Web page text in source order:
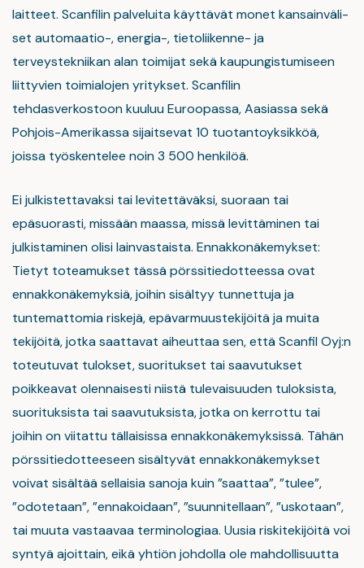
laitteet. Scanfilin palveluita käyttävät monet kansainväli-
set automaatio-, energia-, tietoliikenne- ja
terveystekniikan alan toimijat sekä kaupungistumiseen
liittyvien toimialojen yritykset. Scanfilin
tehdasverkostoon kuuluu Euroopassa, Aasiassa sekä
Pohjois-Amerikassa sijaitsevat 10 tuotantoyksikköä,
joissa työskentelee noin 3 500 henkilöä.
Ei julkistettavaksi tai levitettäväksi, suoraan tai
epäsuorasti, missään maassa, missä levittäminen tai
julkistaminen olisi lainvastaista. Ennakkonäkemykset:
Tietyt toteamukset tässä pörssitiedotteessa ovat
ennakkonäkemyksiä, joihin sisältyy tunnettuja ja
tuntemattomia riskejä, epävarmuustekijöitä ja muita
tekijöitä, jotka saattavat aiheuttaa sen, että Scanfil Oyj:n
toteutuvat tulokset, suoritukset tai saavutukset
poikkeavat olennaisesti niistä tulevaisuuden tuloksista,
suorituksista tai saavutuksista, jotka on kerrottu tai
joihin on viitattu tällaisissa ennakkonäkemyksissä. Tähän
pörssitiedotteeseen sisältyvät ennakkonäkemykset
voivat sisältää sellaisia sanoja kuin ”saattaa”, ”tulee”,
”odotetaan”, ”ennakoidaan”, ”suunnitellaan”, ”uskotaan”,
tai muuta vastaavaa terminologiaa. Uusia riskitekijöitä voi
syntyä ajoittain, eikä yhtiön johdolla ole mahdollisuutta